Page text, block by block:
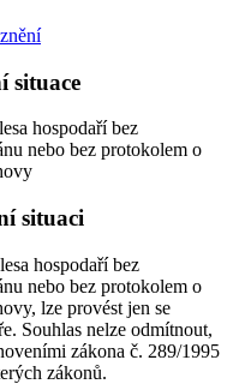
situace
hospodaří bez
nebo bez protokolem o
situaci
hospodaří bez
nebo bez protokolem o
lze provést jen se
Souhlas nelze odmítnout,
zákona č. 289/1995
zákonů.